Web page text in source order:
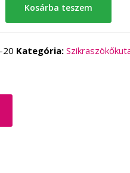
Kosárba teszem
20 Kategória: